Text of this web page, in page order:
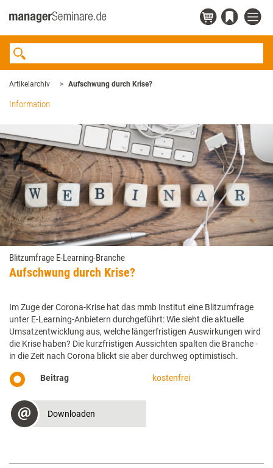
Artikelarchiv Aufschwung durch ­Krise?
Information
Blitzumfrage E-Learning-Branche
Aufschwung durch ­Krise?
Im Zuge der Corona-Krise hat das mmb Institut eine Blitzumfrage
unter E-Learning-Anbietern durchgeführt: Wie sieht die aktuelle
Umsatzentwicklung aus, welche längerfristigen Auswirkungen wird
die Krise haben? Die kurzfristigen Aussichten spalten die Branche -
in die Zeit nach Corona blickt sie aber durchweg optimistisch.
Beitrag kostenfrei
Downloaden